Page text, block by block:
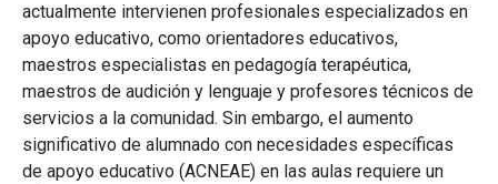
actualmente intervienen profesionales especializados en
apoyo educativo, como orientadores educativos,
maestros especialistas en pedagogía terapéutica,
maestros de audición y lenguaje y profesores técnicos de
servicios a la comunidad. Sin embargo, el aumento
significativo de alumnado con necesidades específicas
de apoyo educativo (ACNEAE) en las aulas requiere un